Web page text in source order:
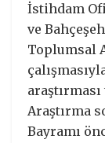
İstihdam
ve
Toplumsal
Araştırma
Bayramı